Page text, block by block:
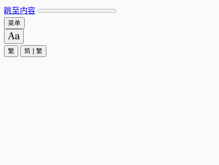
跳至内容
菜单
繁 简 繁